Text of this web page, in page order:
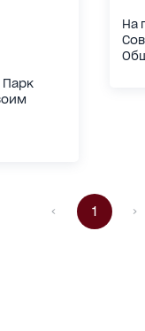
Парк
На
1